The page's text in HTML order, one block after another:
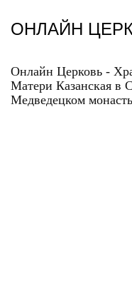
содержанию
ОНЛАЙН
Онлайн Церковь -
Матери Казанская в
Медведецком